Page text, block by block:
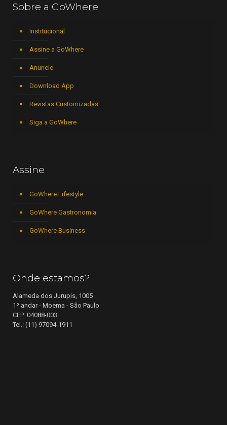
Sobre a GoWhere
Institucional
Assine a GoWhere
Anuncie
Download App
Revistas Customizadas
Siga a GoWhere
Assine
GoWhere Lifestyle
GoWhere Gastronomia
GoWhere Business
Onde estamos?
Alameda dos Jurupis, 1005
1º andar - Moema - São Paulo
CEP: 04088-003
Tel.: (11) 97094-1911